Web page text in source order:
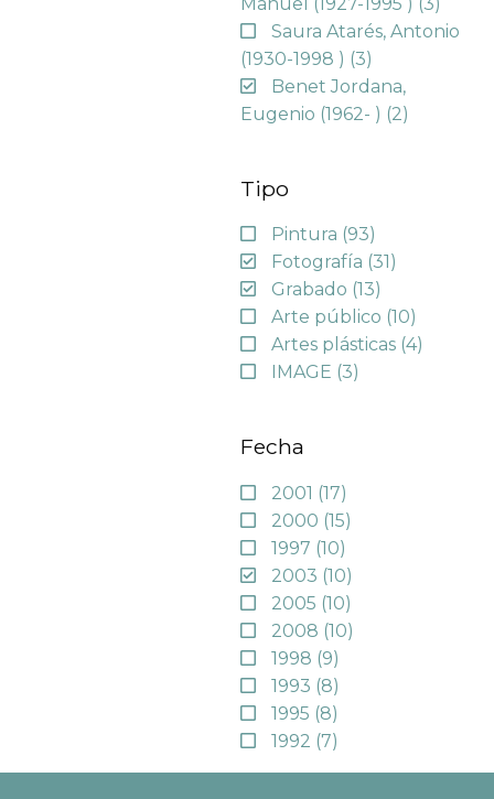
Saura Atarés, Antonio
(1930-1998 ) (3)
Benet Jordana,
Eugenio (1962- ) (2)
Tipo
Pintura (93)
Fotografía (31)
Grabado (13)
Arte público (10)
Artes plásticas (4)
IMAGE (3)
Fecha
2001 (17)
2000 (15)
1997 (10)
2003 (10)
2005 (10)
2008 (10)
1998 (9)
1993 (8)
1995 (8)
1992 (7)